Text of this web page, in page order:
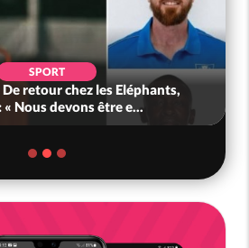
chez les Eléphants,
être e...